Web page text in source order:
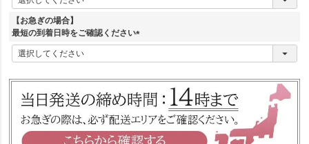
必
須
)
【お急ぎの場合】
最短の到着日時をご確認ください
(
必